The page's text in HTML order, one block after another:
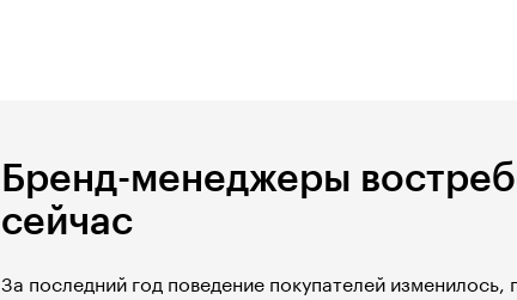
Бренд-менеджеры
сейчас
За последний год поведение покупателей